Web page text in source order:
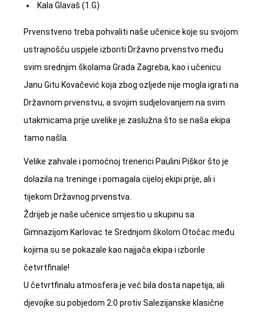
Kala Glavaš (1.G)
Prvenstveno treba pohvaliti naše učenice koje su svojom
ustrajnošću uspjele izboriti Državno prvenstvo među
svim srednjim školama Grada Zagreba, kao i učenicu
Janu Gitu Kovačević koja zbog ozljede nije mogla igrati na
Državnom prvenstvu, a svojim sudjelovanjem na svim
utakmicama prije uvelike je zaslužna što se naša ekipa
tamo našla.
Velike zahvale i pomoćnoj trenerici Paulini Piškor što je
dolazila na treninge i pomagala cijeloj ekipi prije, ali i
tijekom Državnog prvenstva.
Ždrijeb je naše učenice smjestio u skupinu sa
Gimnazijom Karlovac te Srednjom školom Otočac među
kojima su se pokazale kao najjača ekipa i izborile
četvrtfinale!
U četvrtfinalu atmosfera je već bila dosta napetija, ali
djevojke su pobjedom 2:0 protiv Salezijanske klasične